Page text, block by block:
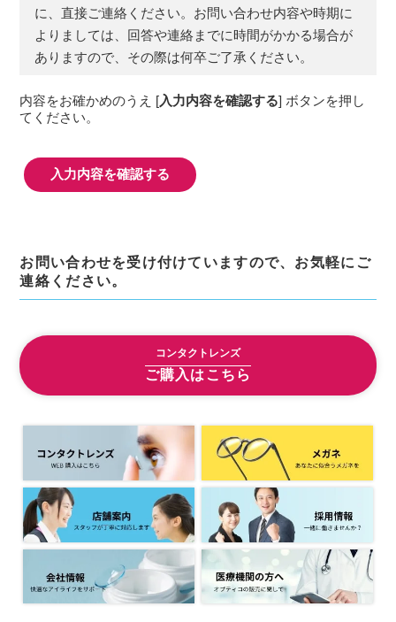
ものをいい，ご利用いただいたサービスやご購
入いただいた商品，ご覧になったページや広告
の履歴，ユーザーが検索された検索キーワー
ド，ご利用日時，ご利用の方法，ご利用環境，
ドレス，クッキー情報，位置情報，端末の個体
識別情報などを指します。
第２条（プライバシー情報の収集方法）
当社は，ユーザーが利用登録をする際に氏名，
ります。また，ユーザーと提携先などとの間で
なされたユーザーの個人情報を含む取引記録
や，決済に関する情報を当社の提携先（情報提
下，｢提携先｣といいます。）などから収集する
ことがあります。
当社は，ユーザーについて，利用したサービス
やソフトウエア，購入した商品，閲覧したペー
用日時，利用方法，利用環境（携帯端末を通じ
てご利用の場合の当該端末の通信状態，利用に
際しての各種設定情報なども含みます），IPア
ドレス，クッキー情報，位置情報，端末の個体
識別情報などの履歴情報および特性情報を，ユ
ーザーが当社や提携先のサービスを利用しまた
はページを閲覧する際に収集します。
第３条（個人情報を収集・利用する目
的）
に、直接ご連絡ください。お問い合わせ内容や時期に
よりましては、回答や連絡までに時間がかかる場合が
ありますので、その際は何卒ご了承ください。
内容をお確かめのうえ [入力内容を確認する] ボタンを押し
てください。
お問い合わせを受け付けていますので、お気軽にご
連絡ください。
コンタクトレンズ
ご購入はこちら